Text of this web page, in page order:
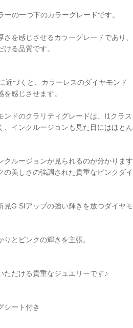
の一つ下のカラーグレードです。
を感じさせるカラーグレードであり、
る品質です。
近づくと、カラーレスのダイヤモンド
感じさせます。
ンドのクラリティグレードは、I1クラス
、インクルージョンも見た目にはほとん
クルージョンが見られるのが分かります
の美しさの強調された貴重なピンクダイ
見G SIアップの強い輝きを放つダイヤモ
とピンクの輝きを主張。
ただける貴重なジュエリーです♪
シート付き